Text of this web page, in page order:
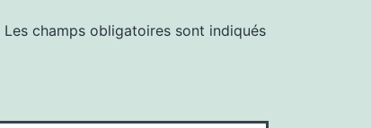
Les champs obligatoires sont indiqués